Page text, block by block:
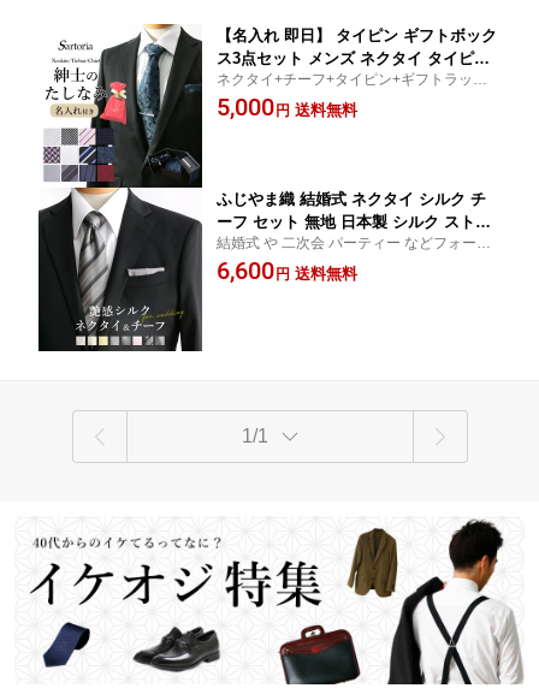
【名入れ 即日】 タイピン ギフトボック
ス3点セット メンズ ネクタイ タイピン
ポケットチーフ 名入れ対応 紳士用 プレ
ゼント ギフト 誕生日 クリスマス 就職
ネクタイ+チーフ+タイピン+ギフトラッピ
ング+刻印サービス がついた 豪華な5点 ギ
フトセット 唯一無二の贈り物を
5,000円 送料無料
ふじやま織 結婚式 ネクタイ シルク チ
ーフ セット 無地 日本製 シルク ストラ
イプ ペイズリー グレー 上品 つや 綺麗
シンプル ピンク 冠婚葬祭 フォーマル
結婚式 や 二次会 パーティー などフォーマ
ルな場に相応しい ネクタイ チーフ セット
【染色 から 仕立て まで 日本製 ふじやま織
6,600円 送料無料
1/1